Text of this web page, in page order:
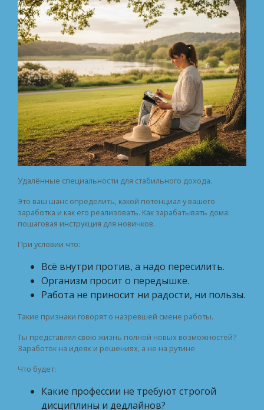
Удалённые специальности для стабильного дохода.
Это ваш шанс определить, какой потенциал у вашего
заработка и как его реализовать. Как зарабатывать дома:
пошаговая инструкция для новичков.
При условии что:
Всё внутри против, а надо пересилить.
Организм просит о передышке.
Работа не приносит ни радости, ни пользы.
Такие признаки говорят о назревшей смене работы.
Ты представлял свою жизнь полной новых возможностей?
Заработок на идеях и решениях, а не на рутине
Что будет:
Какие профессии не требуют строгой
дисциплины и дедлайнов?